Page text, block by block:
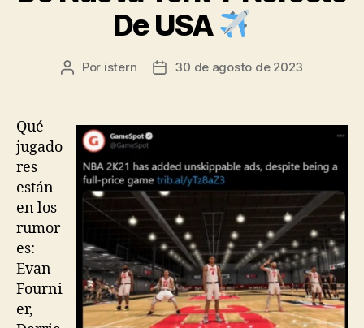
De USA
Autor
Por istern
Fecha30 de agosto de 2023
Qué
jugado
res
están
en los
rumor
es:
Evan
Fourni
er,